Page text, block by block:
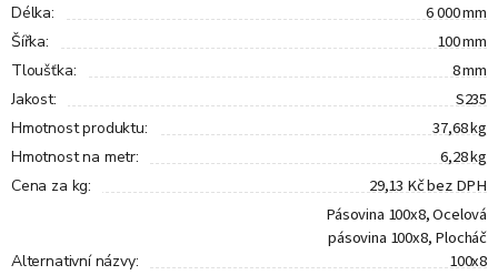
Délka: 6 000 mm
Šířka: 100 mm
Tloušťka: 8 mm
Jakost: S235
Hmotnost produktu: 37,68 kg
Hmotnost na metr: 6,28 kg
Cena za kg: 29,13 Kč bez DPH
Alternativní názvy:
Pásovina 100x8, Ocelová
pásovina 100x8, Plocháč
100x8